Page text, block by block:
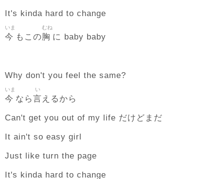
It's kinda hard to change
今
いま
もこの胸
むね
に baby baby
Why don't you feel the same?
今
いま
なら言
い
えるから
Can't get you out of my life だけどまだ
It ain't so easy girl
Just like turn the page
It's kinda hard to change